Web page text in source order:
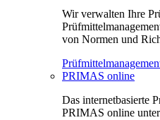
Wir verwalten Ihre
von Normen und
PRIMAS online
Das internetbasierte
PRIMAS online